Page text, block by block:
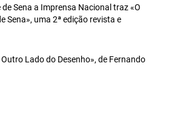
Sena a Imprensa Nacional traz «O
Sena», uma 2ª edição revista e
Lado do Desenho», de Fernando